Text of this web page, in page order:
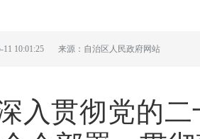
11 10:01:25 来源：自治区人民政府网站
入贯彻党的